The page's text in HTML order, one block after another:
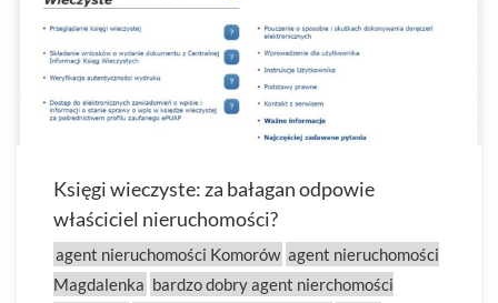
Księgi wieczyste: za bałagan odpowie
właściciel nieruchomości?
agent nieruchomości Komorów agent nieruchomości
Magdalenka bardzo dobry agent nierchomości